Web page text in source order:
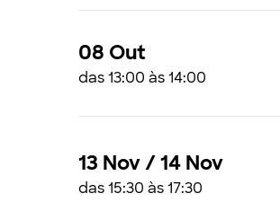
08 Out
das 13:00 às 14:00
13 Nov / 14 Nov
das 15:30 às 17:30